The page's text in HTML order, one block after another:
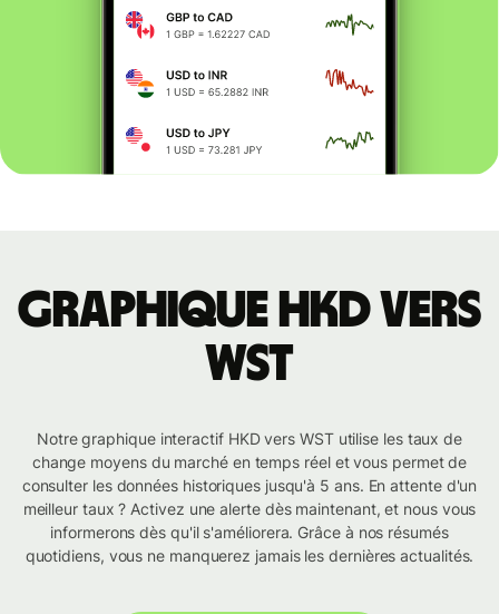
Graphique HKD vers
WST
Notre graphique interactif HKD vers WST utilise les taux de
change moyens du marché en temps réel et vous permet de
consulter les données historiques jusqu'à 5 ans. En attente d'un
meilleur taux ? Activez une alerte dès maintenant, et nous vous
informerons dès qu'il s'améliorera. Grâce à nos résumés
quotidiens, vous ne manquerez jamais les dernières actualités.